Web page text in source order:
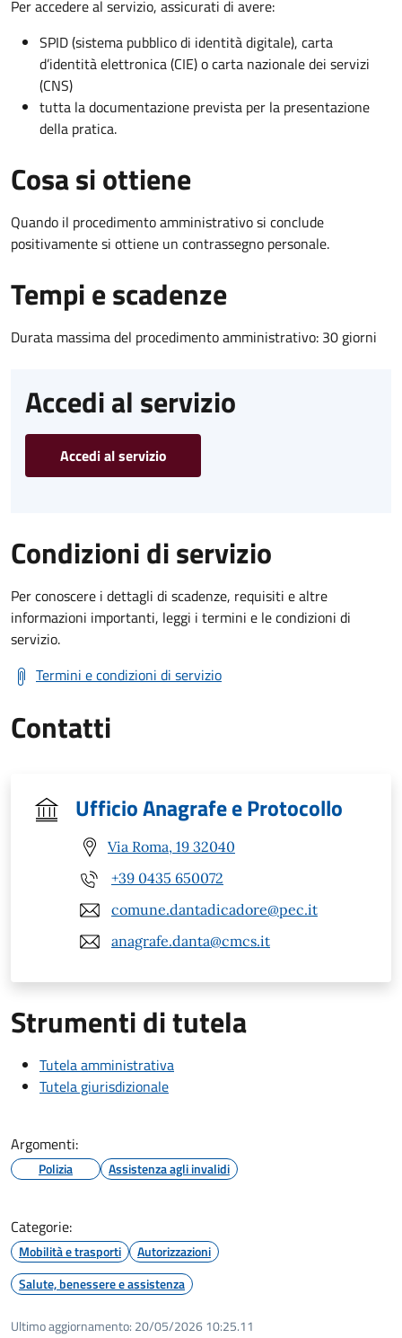
Per accedere al servizio, assicurati di avere:
SPID (sistema pubblico di identità digitale), carta
d’identità elettronica (CIE) o carta nazionale dei servizi
(CNS)
tutta la documentazione prevista per la presentazione
della pratica.
Cosa si ottiene
Quando il procedimento amministrativo si conclude
positivamente si ottiene un contrassegno personale.
Tempi e scadenze
Durata massima del procedimento amministrativo: 30 giorni
Accedi al servizio
Accedi al servizio
Condizioni di servizio
Per conoscere i dettagli di scadenze, requisiti e altre
informazioni importanti, leggi i termini e le condizioni di
servizio.
Termini e condizioni di servizio
Contatti
Ufficio Anagrafe e Protocollo
Via Roma, 19 32040
+39 0435 650072
comune.dantadicadore@pec.it
anagrafe.danta@cmcs.it
Strumenti di tutela
Tutela amministrativa
Tutela giurisdizionale
Argomenti:
Polizia Assistenza agli invalidi
Categorie:
Mobilità e trasporti
Autorizzazioni
Salute, benessere e assistenza
Ultimo aggiornamento: 20/05/2026 10:25.11